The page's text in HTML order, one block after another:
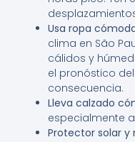
Usa ropa
clima en São
cálidos y
el pronóstico
consecuencia.
Lleva calzado
especialmente
Protector solar y